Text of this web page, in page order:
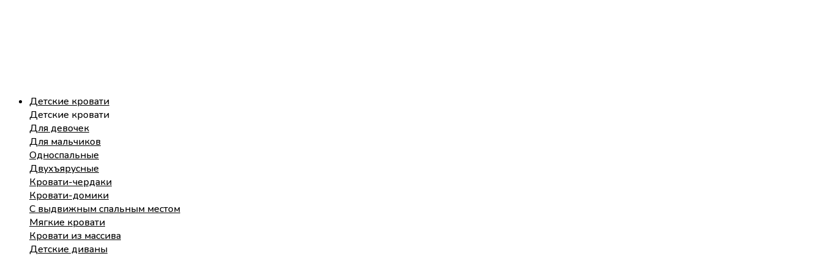
Детские кровати
Детские кровати
Для девочек
Для мальчиков
Односпальные
Двухъярусные
Кровати-чердаки
Кровати-домики
С выдвижным спальным местом
Мягкие кровати
Кровати из массива
Детские диваны